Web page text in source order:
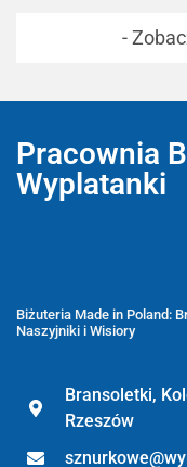
-
Pracownia
Wyplatanki
Biżuteria Made in Poland:
Naszyjniki i Wisiory
Bransoletki,
Rzeszów